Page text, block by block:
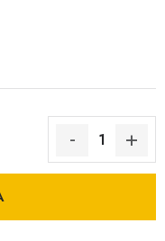
- REKLAMACIU